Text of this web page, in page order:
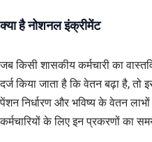
क्या है नोशनल इंक्रीमेंट
जब किसी शासकीय कर्मचारी का
दर्ज किया जाता है कि वेतन बढ़ा है, तो
पेंशन निर्धारण और भविष्य के वेतन
कर्मचारियों के लिए इन प्रकरणों का